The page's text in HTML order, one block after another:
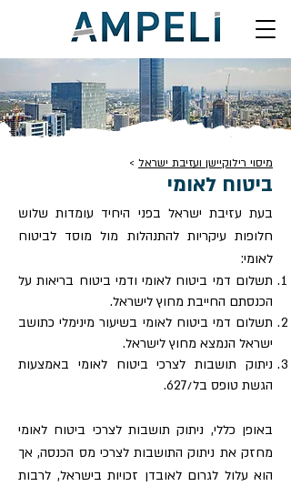
מיסוי רילוקיישן ועזיבת ישראל >
ביטוח לאומי
בעת עזיבת ישראל בפני היחיד עומדות שלוש
חלופות עיקריות להתנהלות מול מוסד לביטוח
לאומי:
תשלום דמי ביטוח לאומי ודמי ביטוח בריאות על
הכנסתם החייבת מחוץ לישראל.
תשלום דמי ביטוח לאומי בשיעור מינימלי כתושב
ישראל הנמצא מחוץ לישראל.
ניתוק תושבות לצרכי ביטוח לאומי באמצעות
הגשת טופס בל/627.
באופן כללי, ניתוק תושבות לצרכי ביטוח לאומי
מחזק את ניתוק התושבות לצרכי מס הכנסה, אך
הוא עלול לגרום לאובדן זכויות בישראל, לרבות